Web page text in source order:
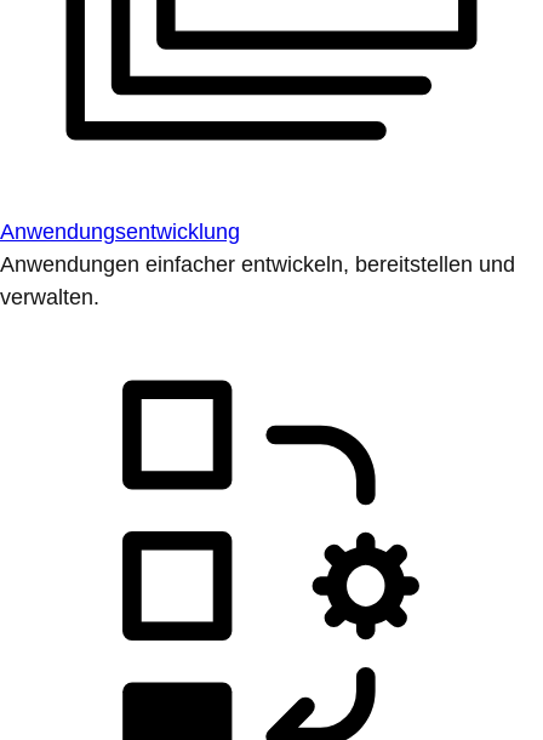
Anwendungsentwicklung
Anwendungen einfacher entwickeln, bereitstellen und
verwalten.